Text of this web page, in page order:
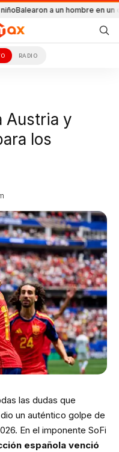
a un hombre en un conflicto
RADIO
Austria y
los
las dudas que
un auténtico golpe de
En el imponente SoFi
española venció